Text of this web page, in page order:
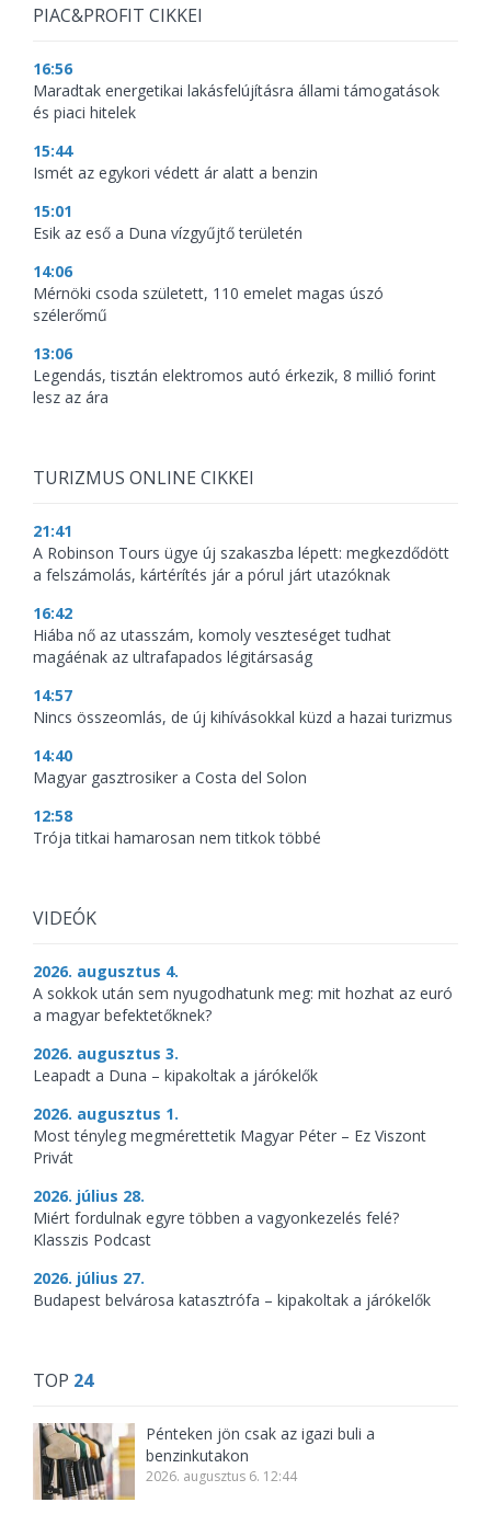
PIAC&PROFIT CIKKEI
16:56
Maradtak energetikai lakásfelújításra állami támogatások
és piaci hitelek
15:44
Ismét az egykori védett ár alatt a benzin
15:01
Esik az eső a Duna vízgyűjtő területén
14:06
Mérnöki csoda született, 110 emelet magas úszó
szélerőmű
13:06
Legendás, tisztán elektromos autó érkezik, 8 millió forint
lesz az ára
TURIZMUS ONLINE CIKKEI
21:41
A Robinson Tours ügye új szakaszba lépett: megkezdődött
a felszámolás, kártérítés jár a pórul járt utazóknak
16:42
Hiába nő az utasszám, komoly veszteséget tudhat
magáénak az ultrafapados légitársaság
14:57
Nincs összeomlás, de új kihívásokkal küzd a hazai turizmus
14:40
Magyar gasztrosiker a Costa del Solon
12:58
Trója titkai hamarosan nem titkok többé
VIDEÓK
2026. augusztus 4.
A sokkok után sem nyugodhatunk meg: mit hozhat az euró
a magyar befektetőknek?
2026. augusztus 3.
Leapadt a Duna – kipakoltak a járókelők
2026. augusztus 1.
Most tényleg megmérettetik Magyar Péter – Ez Viszont
Privát
2026. július 28.
Miért fordulnak egyre többen a vagyonkezelés felé?
Klasszis Podcast
2026. július 27.
Budapest belvárosa katasztrófa – kipakoltak a járókelők
TOP 24
Pénteken jön csak az igazi buli a
benzinkutakon
2026. augusztus 6. 12:44